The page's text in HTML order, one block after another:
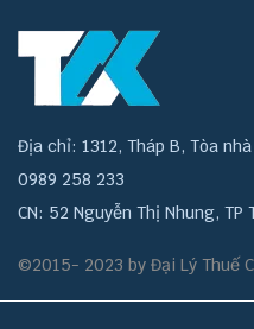
Địa chỉ: 1312, Tháp B, Tòa
0989 258 233
CN: 52 Nguyễn Thị Nhung,
©2015- 2023 by Đại Lý Thuế